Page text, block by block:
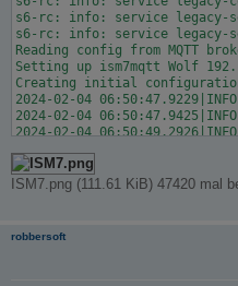
s6-rc: info: service legacy-
s6-rc: info: service legacy-
Reading config from MQTT
Setting up ism7mqtt Wolf
Creating initial
2024-02-04
2024-02-04
2024-02-04
    <password>1111</password>
    </direct-logon-request>
2024-02-04
<direct-logon-response
    </direct-logon-response>
2024-02-04
2024-02-04
ISM7.png (111.61 KiB) 47420 mal
robbersoft